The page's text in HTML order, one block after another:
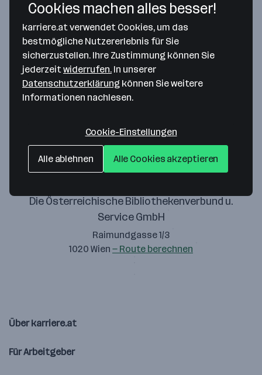
Bitte stimme unseren Cookie-
Richtlinien zu, um diese Karte
anzuzeigen.
Die Österreichische Bibliothekenverbund u.
Service GmbH
Raimundgasse 1/3
1020 Wien — Route berechnen
Über karriere.at
Für Arbeitgeber
Cookies machen alles besser!
karriere.at verwendet Cookies, um das
bestmögliche Nutzererlebnis für Sie
sicherzustellen. Ihre Zustimmung können Sie
jederzeitwiderrufen. In unserer
Datenschutzerklärung können Sie weitere
Informationen nachlesen.
Cookie-Einstellungen
Alle ablehnen Alle Cookies akzeptieren